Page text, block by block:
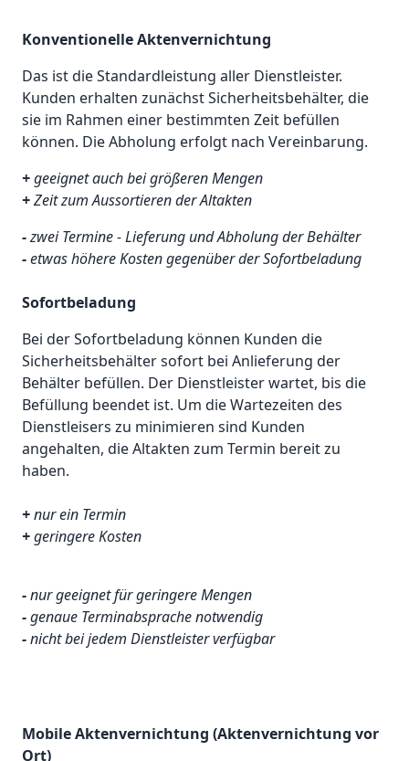
Konventionelle Aktenvernichtung
Das ist die Standardleistung aller Dienstleister.
Kunden erhalten zunächst Sicherheitsbehälter, die
sie im Rahmen einer bestimmten Zeit befüllen
können. Die Abholung erfolgt nach Vereinbarung.
+geeignet auch bei größeren Mengen
+Zeit zum Aussortieren der Altakten
-zwei Termine - Lieferung und Abholung der Behälter
-etwas höhere Kosten gegenüber der Sofortbeladung
Sofortbeladung
Bei der Sofortbeladung können Kunden die
Sicherheitsbehälter sofort bei Anlieferung der
Behälter befüllen. Der Dienstleister wartet, bis die
Befüllung beendet ist. Um die Wartezeiten des
Dienstleisers zu minimieren sind Kunden
angehalten, die Altakten zum Termin bereit zu
haben.
+nur ein Termin
+geringere Kosten
-nur geeignet für geringere Mengen
-genaue Terminabsprache notwendig
-nicht bei jedem Dienstleister verfügbar
Mobile Aktenvernichtung (Aktenvernichtung vor
Ort)